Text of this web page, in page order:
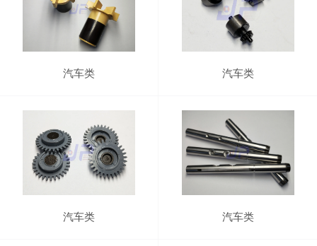
汽车类 汽车类
汽车类 汽车类